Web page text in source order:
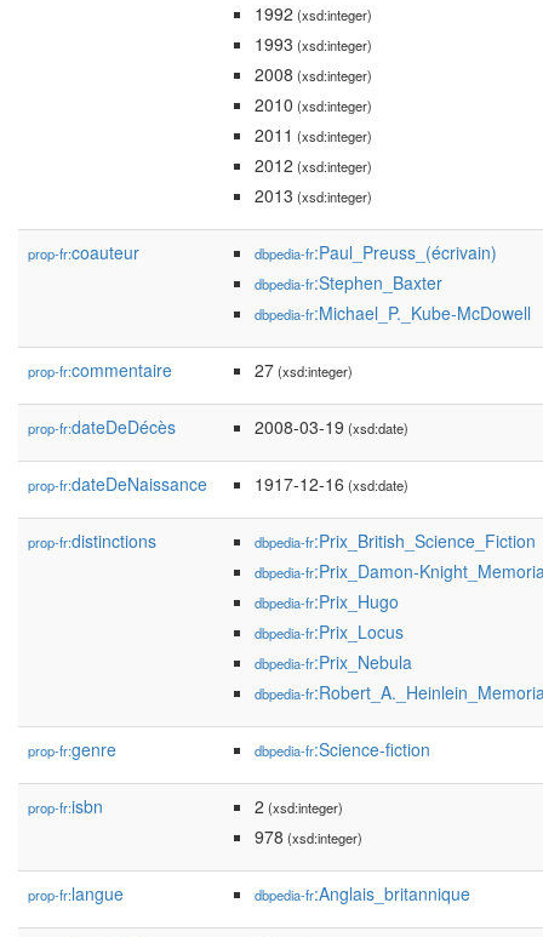
1992 (xsd:integer)
1993 (xsd:integer)
2008 (xsd:integer)
2010 (xsd:integer)
2011 (xsd:integer)
2012 (xsd:integer)
2013 (xsd:integer)
prop-fr:coauteur dbpedia-fr:Paul_Preuss_(écrivain)
dbpedia-fr:Stephen_Baxter
dbpedia-fr:Michael_P._Kube-McDowell
prop-fr:commentaire 27(xsd:integer)
prop-fr:dateDeDécès 2008-03-19 (xsd:date)
prop-fr:dateDeNaissance 1917-12-16 (xsd:date)
prop-fr:distinctions dbpedia-fr:Prix_British_Science_Fiction
dbpedia-fr:Prix_Damon-
dbpedia-fr:Prix_Hugo
dbpedia-fr:Prix_Locus
dbpedia-fr:Prix_Nebula
dbpedia-fr
prop-fr:genre dbpedia-fr:Science-fiction
prop-fr:isbn 2 (xsd:integer)
978 (xsd:integer)
prop-fr:langue dbpedia-fr:Anglais_britannique